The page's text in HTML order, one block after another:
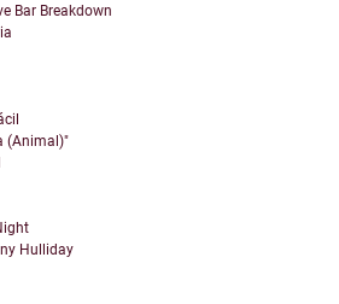
Bar Breakdown
(Animal)"
Hulliday